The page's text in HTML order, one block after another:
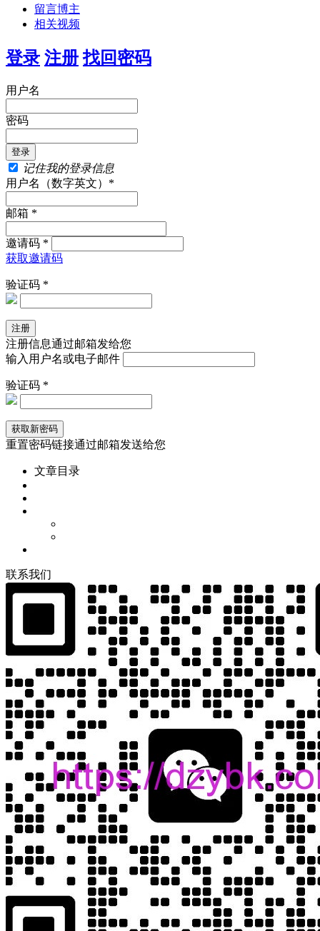
留言博主
相关视频
登录 注册 找回密码
用户名
密码
记住我的登录信息
用户名（数字英文）*
邮箱 *
邀请码 *
获取邀请码
验证码 *
注册信息通过邮箱发给您
输入用户名或电子邮件
验证码 *
重置密码链接通过邮箱发送给您
文章目录
联系我们